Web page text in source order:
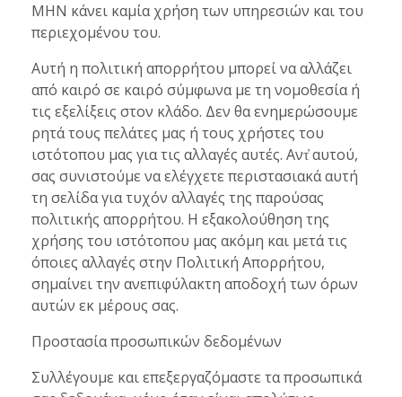
ΜΗΝ κάνει καμία χρήση των υπηρεσιών και του
περιεχομένου του.
Αυτή η πολιτική απορρήτου μπορεί να αλλάζει
από καιρό σε καιρό σύμφωνα με τη νομοθεσία ή
τις εξελίξεις στον κλάδο. Δεν θα ενημερώσουμε
ρητά τους πελάτες μας ή τους χρήστες του
ιστότοπου μας για τις αλλαγές αυτές. Αντ̓ αυτού,
σας συνιστούμε να ελέγχετε περιστασιακά αυτή
τη σελίδα για τυχόν αλλαγές της παρούσας
πολιτικής απορρήτου. Η εξακολούθηση της
χρήσης του ιστότοπου μας ακόμη και μετά τις
όποιες αλλαγές στην Πολιτική Απορρήτου,
σημαίνει την ανεπιφύλακτη αποδοχή των όρων
αυτών εκ μέρους σας.
Προστασία προσωπικών δεδομένων
Συλλέγουμε και επεξεργαζόμαστε τα προσωπικά